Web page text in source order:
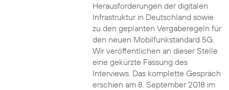
Herausforderungen der digitalen
Infrastruktur in Deutschland sowie
zu den geplanten Vergaberegeln für
den neuen Mobilfunkstandard 5G.
Wir veröffentlichen an dieser Stelle
eine gekürzte Fassung des
Interviews. Das komplette Gespräch
erschien am 8. September 2018 im